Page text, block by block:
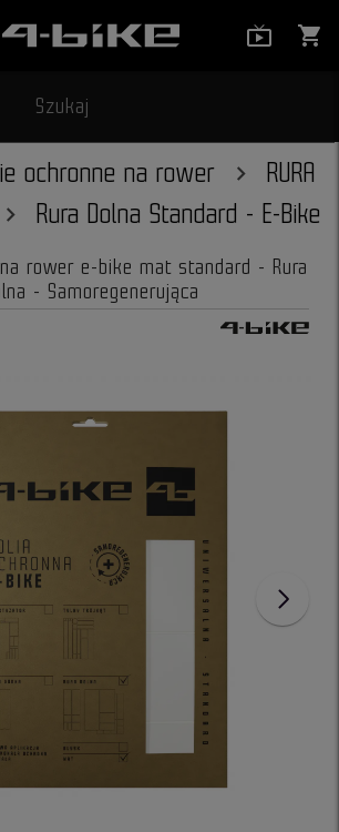
shopping_cart
Szukaj
ochronne na rower
RURA
Rura Dolna Standard - E-Bike
rower e-bike mat standard - Rura
- Samoregenerująca